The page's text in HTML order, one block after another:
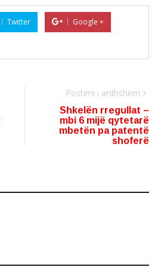
Twitter
Google +
Postimi i ardhshëm
Shkelën rregullat –
mbi 6 mijë qytetarë
mbetën pa patentë
shoferë